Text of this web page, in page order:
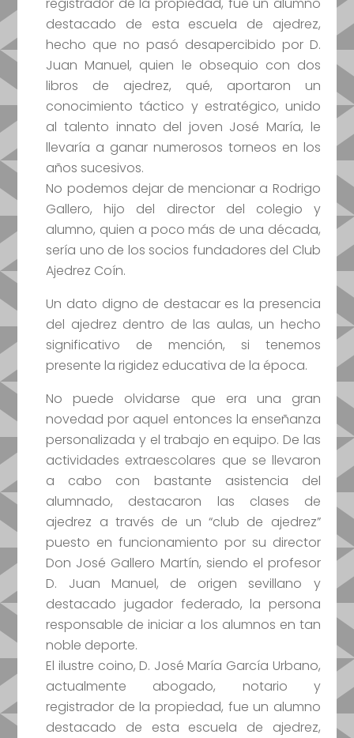
registrador de la propiedad, fue un alumno
destacado de esta escuela de ajedrez,
hecho que no pasó desapercibido por D.
Juan Manuel, quien le obsequio con dos
libros de ajedrez, qué, aportaron un
conocimiento táctico y estratégico, unido
al talento innato del joven José María, le
llevaría a ganar numerosos torneos en los
años sucesivos.
No podemos dejar de mencionar a Rodrigo
Gallero, hijo del director del colegio y
alumno, quien a poco más de una década,
sería uno de los socios fundadores del Club
Ajedrez Coín.
Un dato digno de destacar es la presencia
del ajedrez dentro de las aulas, un hecho
significativo de mención, si tenemos
presente la rigidez educativa de la época.
No puede olvidarse que era una gran
novedad por aquel entonces la enseñanza
personalizada y el trabajo en equipo. De las
actividades extraescolares que se llevaron
a cabo con bastante asistencia del
alumnado, destacaron las clases de
ajedrez a través de un “club de ajedrez”
puesto en funcionamiento por su director
Don José Gallero Martín, siendo el profesor
D. Juan Manuel, de origen sevillano y
destacado jugador federado, la persona
responsable de iniciar a los alumnos en tan
noble deporte.
El ilustre coino, D. José María García Urbano,
actualmente abogado, notario y
registrador de la propiedad, fue un alumno
destacado de esta escuela de ajedrez,